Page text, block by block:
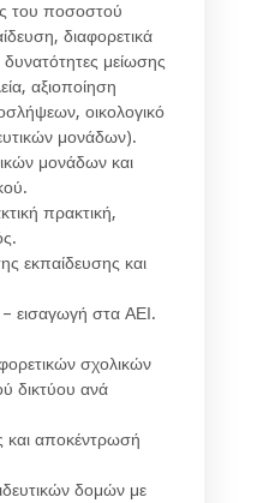
του ποσοστού
διαφορετικά
μείωσης
αξιοποίηση
οικολογικό
μονάδων).
μονάδων και
πρακτική,
εκπαίδευσης και
εισαγωγή στα ΑΕΙ.
σχολικών
δικτύου ανά
και αποκέντρωσή
δομών με